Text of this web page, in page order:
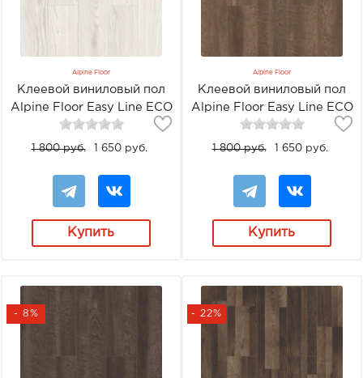
Alpine Floor
Клеевой виниловый пол
Alpine Floor Easy Line ECO
3-6 Акация
1 800 руб. 1 650 руб.
Купить
Alpine Floor
Клеевой виниловый пол
Alpine Floor Easy Line ECO
3-7 Дуб Миндаль
1 800 руб. 1 650 руб.
Купить
- 8% - 22%